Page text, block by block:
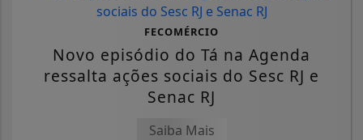
FECOMÉRCIO
Novo episódio do Tá na Agenda
ressalta ações sociais do Sesc RJ e
Senac RJ
Saiba Mais